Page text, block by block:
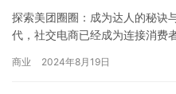
探索美团圈圈：成为达人的秘诀
代，社交电商已经成为连接消费
度，迅…
商业 2024年8月19日